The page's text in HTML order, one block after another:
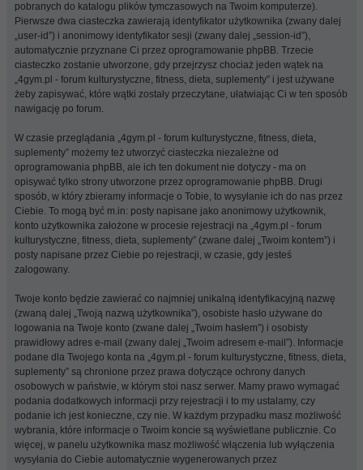
pobranych do katalogu plików tymczasowych na Twoim komputerze).
Pierwsze dwa ciasteczka zawierają identyfikator użytkownika (zwany dalej
„user-id”) i anonimowy identyfikator sesji (zwany dalej „session-id”),
automatycznie przyznane Ci przez oprogramowanie phpBB. Trzecie
ciasteczko zostanie utworzone, gdy przejrzysz chociaż jeden wątek na
„4gym.pl - forum kulturystyczne, fitness, dieta, suplementy” i jest używane
żeby zapisywać, które wątki zostały przeczytane, ułatwiając Ci w ten sposób
nawigację po forum.
W czasie przeglądania „4gym.pl - forum kulturystyczne, fitness, dieta,
suplementy” możemy też utworzyć ciasteczka niezależne od
oprogramowania phpBB, ale ich ten dokument nie dotyczy - ma on
opisywać tylko strony utworzone przez oprogramowanie phpBB. Drugi
sposób, w który zbieramy informacje o Tobie, to wysyłanie ich do nas przez
Ciebie. To mogą być m.in: posty napisane jako anonimowy użytkownik,
konto użytkownika założone w procesie rejestracji na „4gym.pl - forum
kulturystyczne, fitness, dieta, suplementy” (zwane dalej „Twoim kontem”) i
posty napisane przez Ciebie po rejestracji, w czasie, gdy jesteś
zalogowany.
Twoje konto będzie zawierać co najmniej unikalną identyfikacyjną nazwę
(zwaną dalej „Twoją nazwą użytkownika”), osobiste hasło używane do
logowania na Twoje konto (zwane dalej „Twoim hasłem”) i osobisty
prawidłowy adres e-mail (zwany dalej „Twoim adresem e-mail”). Informacje
podane dla Twojego konta na „4gym.pl - forum kulturystyczne, fitness, dieta,
suplementy” są chronione przez prawa dotyczące ochrony danych
osobowych w państwie, w którym stoi nasz serwer. Mamy prawo wymagać
podania dodatkowych informacji przy rejestracji i to my ustalamy, czy
podanie ich jest konieczne, czy nie. W każdym przypadku masz możliwość
wybrania, które informacje o Twoim koncie są wyświetlane publicznie. Co
więcej, w panelu użytkownika masz możliwość włączenia lub wyłączenia
wysyłania do Ciebie automatycznie wygenerowanych przez